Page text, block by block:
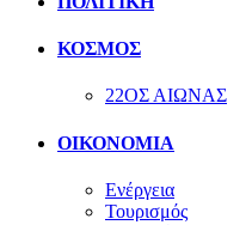
ΚΟΣΜΟΣ
22ΟΣ ΑΙΩΝΑΣ
ΟΙΚΟΝΟΜΙΑ
Ενέργεια
Τουρισμός